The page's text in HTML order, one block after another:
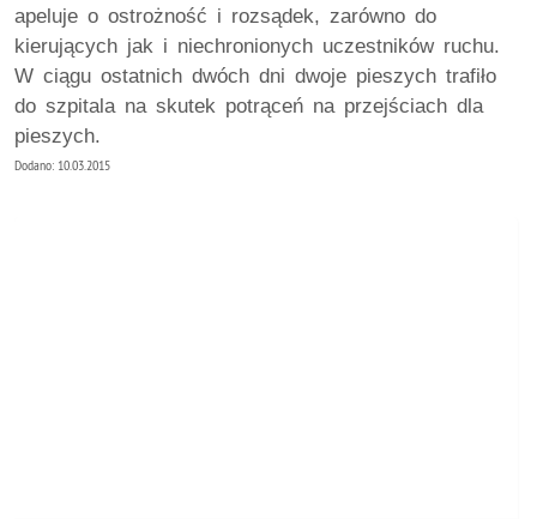
apeluje o ostrożność i rozsądek, zarówno do
kierujących jak i niechronionych uczestników ruchu.
W ciągu ostatnich dwóch dni dwoje pieszych trafiło
do szpitala na skutek potrąceń na przejściach dla
pieszych.
Dodano: 10.03.2015